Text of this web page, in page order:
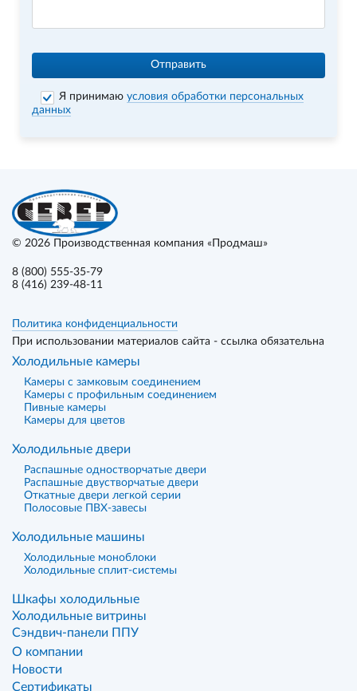
Отправить
Я принимаюусловия обработки персональных
данных
© 2026 Производственная компания «Продмаш»
8 (800) 555-35-79
8 (416) 239-48-11
Политика конфиденциальности
При использовании материалов сайта - ссылка обязательна
Холодильные камеры
Камеры с замковым соединением
Камеры с профильным соединением
Пивные камеры
Камеры для цветов
Холодильные двери
Распашные одностворчатые двери
Распашные двустворчатые двери
Откатные двери легкой серии
Полосовые ПВХ-завесы
Холодильные машины
Холодильные моноблоки
Холодильные сплит-системы
Шкафы холодильные
Холодильные витрины
Сэндвич-панели ППУ
О компании
Новости
Сертификаты